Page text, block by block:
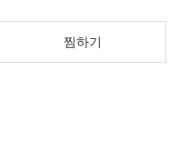
찜하기